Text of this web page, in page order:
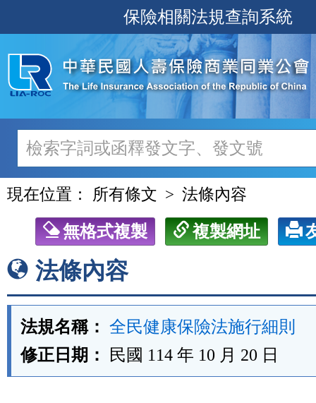
至
主
內
容
保險相關法規查詢系統
現在位置： 所有條文 法條內容
無格式複製 複製網址
法條內容
法規名稱： 全民健康保險法施行細則
修正日期：
民國 114 年 10 月 20 日